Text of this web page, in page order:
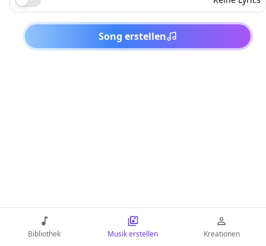
Song erstellen
Bibliothek Musik erstellen Kreationen